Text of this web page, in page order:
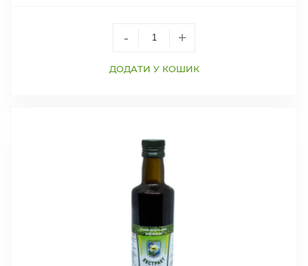
- +
ДОДАТИ У КОШИК